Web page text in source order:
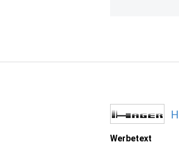
Werbetext